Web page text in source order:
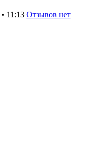
• 11:13 Отзывов нет